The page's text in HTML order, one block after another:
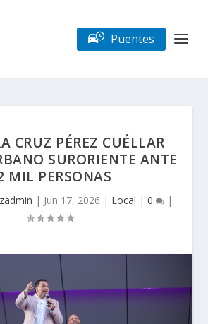
Puentes
CRUZ PÉREZ CUÉLLAR
SURORIENTE ANTE
MIL PERSONAS
| Jun 17, 2026 | Local | 0 |